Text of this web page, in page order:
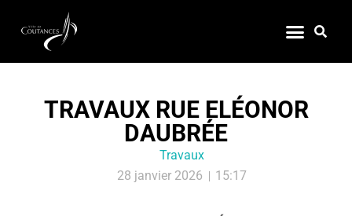
TRAVAUX RUE ELÉONOR
DAUBRÉE
Travaux
28 janvier 2026
15:17